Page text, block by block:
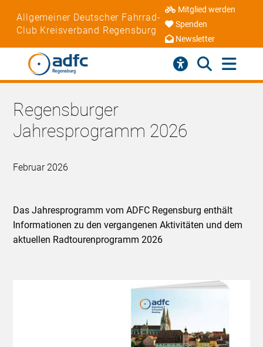
Allgemeiner Deutscher Fahrrad-
Club Kreisverband Regensburg
Mitglied werden
Spenden
Newsletter
Regensburger
Jahresprogramm 2026
Februar 2026
Das Jahresprogramm vom ADFC Regensburg enthält
Informationen zu den vergangenen Aktivitäten und dem
aktuellen Radtourenprogramm 2026